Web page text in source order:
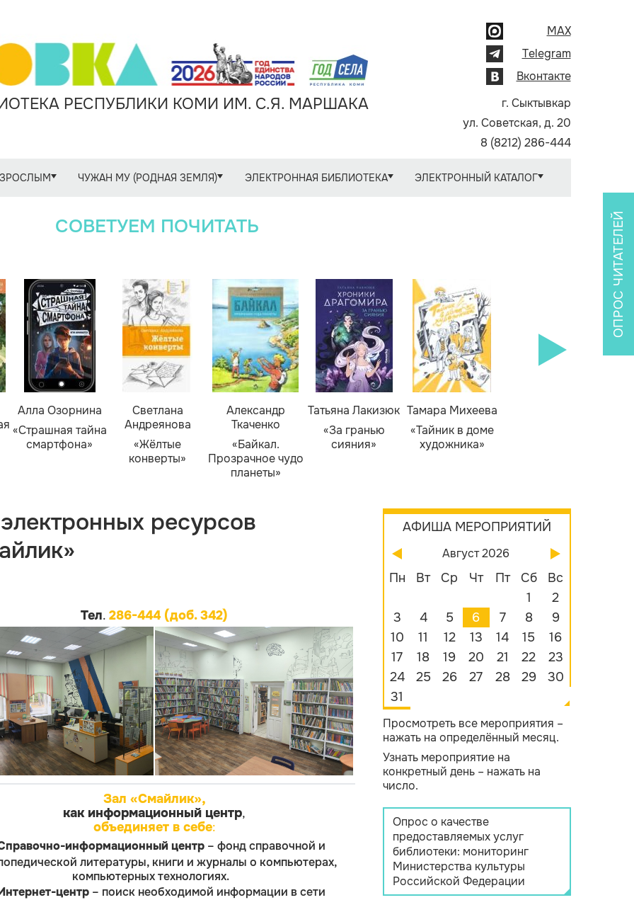
РЕСПУБЛИКИ КОМИ ИМ. С.Я. МАРШАКА
MAX
Telegram
Вконтакте
г. Сыктывкар
ул. Советская, д. 20
8 (8212) 286-444
ЧУЖАН МУ (РОДНАЯ ЗЕМЛЯ) ЭЛЕКТРОННАЯ БИБЛИОТЕКА ЭЛЕКТРОННЫЙ КАТАЛОГ
СОВЕТУЕМ ПОЧИТАТЬ
Алла Озорнина
«Страшная тайна
смартфона»
Светлана
Андреянова
«Жёлтые
конверты»
Александр
Ткаченко
«Байкал.
Прозрачное чудо
планеты»
Татьяна Лакизюк
«За гранью
сияния»
Тамара Михеева
«Тайник в доме
художника»
ресурсов
Тел. 286-444 (доб. 342)
Зал «Смайлик»,
как информационный центр,
объединяет в себе:
информационный центр– фонд справочной и
литературы, книги и журналы о компьютерах,
компьютерных технологиях.
центр– поиск необходимой информации в сети
АФИША МЕРОПРИЯТИЙ
Август 2026
Пн Вт Ср Чт Пт Сб
Вс
1
2
3
4 5 6 7 8
9
10
11 12 13 14 15
16
17
18 19 20 21 22
23
24
25 26 27 28 29
30
31
Просмотреть все мероприятия –
нажать на определённый месяц.
Узнать мероприятие на
конкретный день – нажать на
число.
ОПРОС ЧИТАТЕЛЕЙ
Опрос о качестве
предоставляемых услуг
библиотеки: мониторинг
Министерства культуры
Российской Федерации